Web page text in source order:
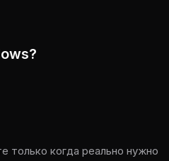
только когда реально нужно